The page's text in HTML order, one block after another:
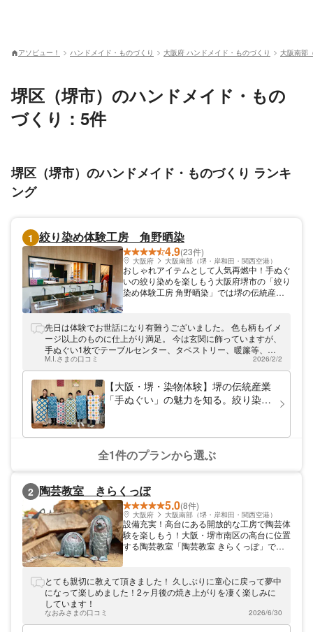
アソビュー！ ハンドメイド・ものづくり 大阪府 ハンドメイド・ものづくり 大阪南部
堺区（堺市）のハンドメイド・もの
づくり：5件
堺区（堺市）のハンドメイド・ものづくり ランキ
ング
1 絞り染め体験工房 角野晒染
4.9(23件)
大阪府 大阪南部（堺・岸和田・関西空港）
おしゃれアイテムとして人気再燃中！手ぬぐ
いの絞り染めを楽しもう大阪府堺市の「絞り
染め体験工房 角野晒染」では堺の伝統産業
方などデザインの可能性は無限大！あなた好
みの手ぬぐいをどなたでも簡単に染めて頂け
ます。JR「津久野駅」から徒歩約3分。おひ
とり様から参加可能ですので気軽に体験にい
らしてください。
先日は体験でお世話になり有難うございました。 色も柄もイメ
ージ以上のものに仕上がり満足。 今は玄関に飾っていますが、
手ぬぐい1枚でテーブルセンター、タペストリー、暖簾等、イ
ンテリアとしてフル活用出来そうです。 今回はグリーン1色で
したが、他にも試してみたいので又、チャレンジしたいです。
ステキなひとときを有難うございました。
M.I.さまの口コミ 2026/2/2
【大阪・堺・染物体験】堺の伝統産業
「手ぬぐい」の魅力を知る。絞り染め
全1件のプランから選ぶ
2 陶芸教室 きらくっぽ
5.0(8件)
大阪府 大阪南部（堺・岸和田・関西空港）
設備充実！高台にある開放的な工房で陶芸体
験を楽しもう！大阪・堺市南区の高台に位置
する陶芸教室「陶芸教室 きらくっぽ」で
ます。電気窯3基、灯油窯1基、ガス窯小1
基、敷地内に薪窯も併設されているので設備
のでティータイムもおすすめ♪お気軽にお越
しください。
とても親切に教えて頂きました！ 久しぶりに童心に戻って夢中
になって楽しめました！2ヶ月後の焼き上がりを凄く楽しみに
しています！
なおみさまの口コミ 2026/6/30